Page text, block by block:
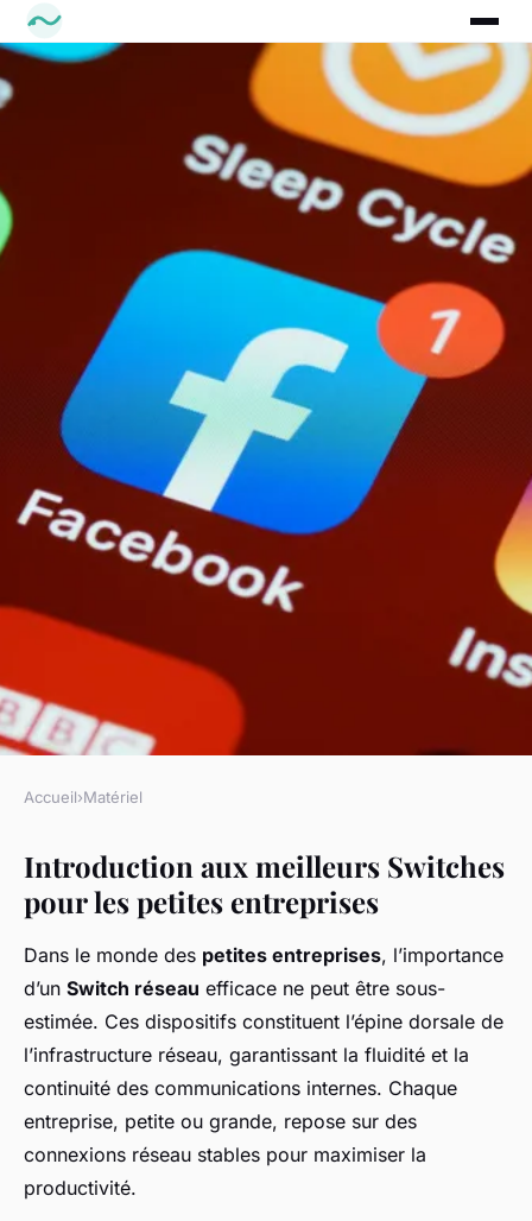
5 meilleures options de Switch
pour les petites entreprises
Kylian •16 décembre 2024•7 min de lecture
Accueil›Matériel
Introduction aux meilleurs Switches
pour les petites entreprises
Dans le monde des petites entreprises, l’importance
d’un Switch réseau efficace ne peut être sous-
estimée. Ces dispositifs constituent l’épine dorsale de
l’infrastructure réseau, garantissant la fluidité et la
continuité des communications internes. Chaque
entreprise, petite ou grande, repose sur des
connexions réseau stables pour maximiser la
productivité.